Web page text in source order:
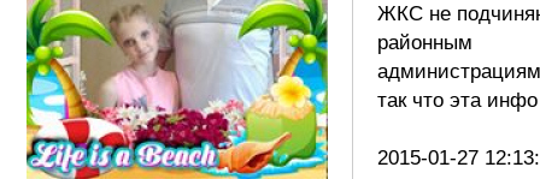
ЖКС не
районным
так что эта
2015-01-27